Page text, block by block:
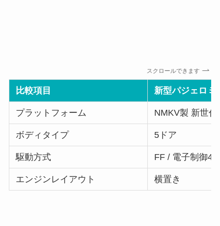
スクロールできます
比較項目 新型パジェロミ
プラットフォーム NMKV製 新世
ボディタイプ 5ドア
駆動方式 FF / 電子制御
エンジンレイアウト 横置き